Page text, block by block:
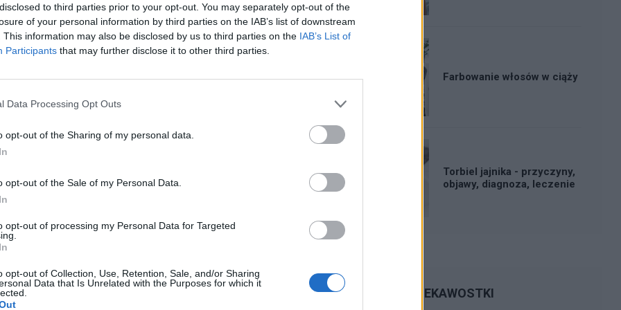
to third parties prior to your opt-out. You may separately opt-out of the
of your personal information by third parties on the IAB’s list of downstream
This information may also be disclosed by us to third parties on the IAB’s List of
Participants that may further disclose it to other third parties.
Data Processing Opt Outs
opt-out of the Sharing of my personal data.
opt-out of the Sale of my Personal Data.
opt-out of processing my Personal Data for Targeted
opt-out of Collection, Use, Retention, Sale, and/or Sharing
Data that Is Unrelated with the Purposes for which it
mogłam zajść w ciążę???
pacjentki
W maju myślałam że dostałam pierwszej miesiączki
okres. Przypominało to bardziej takie plamienie i to
śluz który jednego dnia był a na drugi dzień
3 dni a raz 6 jak przy miesiączce. Czy to normalne ?
wczoraj. Pomyliłam się. wczoraj odbyłam stosunek z
(ella 30mg) i je użyłam. Nie mam kolejnego krążka. do
teraz 7 dni przerwy i włożyć nowy krążek w
Farbowanie włosów w ciąży
Torbiel jajnika - przyczyny,
objawy, diagnoza, leczenie
CIEKAWOSTKI